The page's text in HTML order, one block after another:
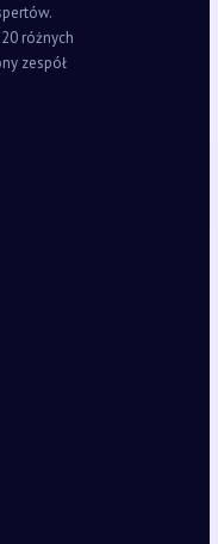
różnych
zespół